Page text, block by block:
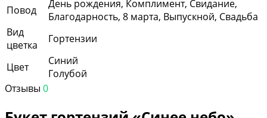
Повод
День рождения, Комплимент, Свидание,
Благодарность, 8 марта, Выпускной, Свадьба
Вид
цветка
Гортензии
Цвет
Синий
Голубой
Отзывы 0